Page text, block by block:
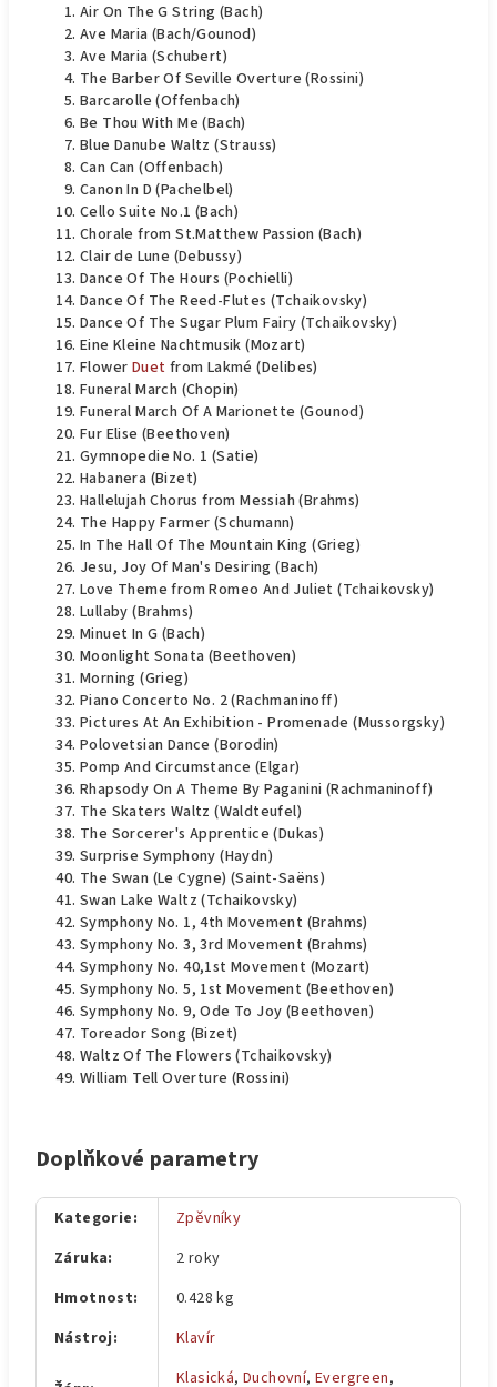
Air On The G String (Bach)
Ave Maria (Bach/Gounod)
Ave Maria (Schubert)
The Barber Of Seville Overture (Rossini)
Barcarolle (Offenbach)
Be Thou With Me (Bach)
Blue Danube Waltz (Strauss)
Can Can (Offenbach)
Canon In D (Pachelbel)
Cello Suite No.1 (Bach)
Chorale from St.Matthew Passion (Bach)
Clair de Lune (Debussy)
Dance Of The Hours (Pochielli)
Dance Of The Reed-Flutes (Tchaikovsky)
Dance Of The Sugar Plum Fairy (Tchaikovsky)
Eine Kleine Nachtmusik (Mozart)
Flower Duet from Lakmé (Delibes)
Funeral March (Chopin)
Funeral March Of A Marionette (Gounod)
Fur Elise (Beethoven)
Gymnopedie No. 1 (Satie)
Habanera (Bizet)
Hallelujah Chorus from Messiah (Brahms)
The Happy Farmer (Schumann)
In The Hall Of The Mountain King (Grieg)
Jesu, Joy Of Man's Desiring (Bach)
Love Theme from Romeo And Juliet (Tchaikovsky)
Lullaby (Brahms)
Minuet In G (Bach)
Moonlight Sonata (Beethoven)
Morning (Grieg)
Piano Concerto No. 2 (Rachmaninoff)
Pictures At An Exhibition - Promenade (Mussorgsky)
Polovetsian Dance (Borodin)
Pomp And Circumstance (Elgar)
Rhapsody On A Theme By Paganini (Rachmaninoff)
The Skaters Waltz (Waldteufel)
The Sorcerer's Apprentice (Dukas)
Surprise Symphony (Haydn)
The Swan (Le Cygne) (Saint-Saëns)
Swan Lake Waltz (Tchaikovsky)
Symphony No. 1, 4th Movement (Brahms)
Symphony No. 3, 3rd Movement (Brahms)
Symphony No. 40,1st Movement (Mozart)
Symphony No. 5, 1st Movement (Beethoven)
Symphony No. 9, Ode To Joy (Beethoven)
Toreador Song (Bizet)
Waltz Of The Flowers (Tchaikovsky)
William Tell Overture (Rossini)
Doplňkové parametry
Kategorie:
Zpěvníky
Záruka:
2 roky
Hmotnost:
0.428 kg
Nástroj: Klavír
Klasická,Duchovní,Evergreen,